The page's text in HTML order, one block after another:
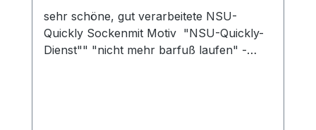
sehr schöne, gut verarbeitete NSU-
Quickly Sockenmit Motiv "NSU-Quickly-
Dienst"" "nicht mehr barfuß laufen" -